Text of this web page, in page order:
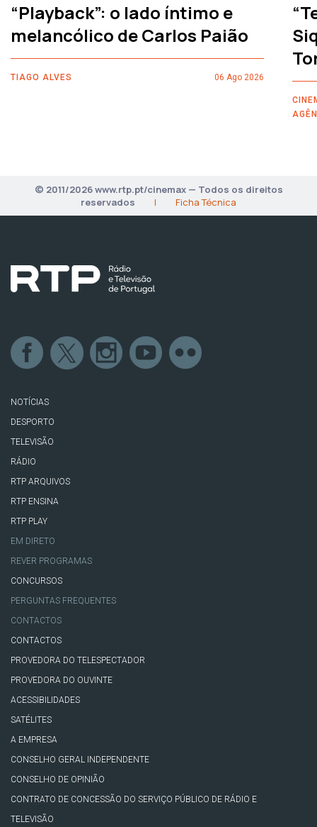
“Playback”: o lado íntimo e
melancólico de Carlos Paião
TIAGO ALVES 06 Ago 2026
© 2011/2026 www.rtp.pt/cinemax — Todos os direitos
reservados
| Ficha Técnica
NOTÍCIAS
DESPORTO
TELEVISÃO
RÁDIO
RTP ARQUIVOS
RTP ENSINA
RTP PLAY
EM DIRETO
REVER PROGRAMAS
CONCURSOS
PERGUNTAS FREQUENTES
CONTACTOS
CONTACTOS
PROVEDORA DO TELESPECTADOR
PROVEDORA DO OUVINTE
ACESSIBILIDADES
SATÉLITES
A EMPRESA
CONSELHO GERAL INDEPENDENTE
CONSELHO DE OPINIÃO
CONTRATO DE CONCESSÃO DO SERVIÇO PÚBLICO DE RÁDIO E
TELEVISÃO